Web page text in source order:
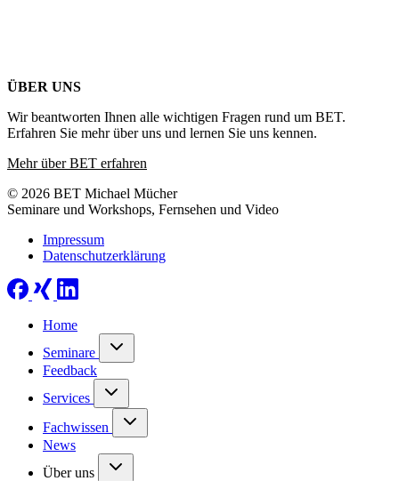
ÜBER UNS
Wir beantworten Ihnen alle wichtigen Fragen rund um BET.
Erfahren Sie mehr über uns und lernen Sie uns kennen.
Mehr über BET erfahren
© 2026 BET Michael Mücher
Seminare und Workshops, Fernsehen und Video
Impressum
Datenschutzerklärung
Home
Seminare
Feedback
Services
Fachwissen
News
Über uns